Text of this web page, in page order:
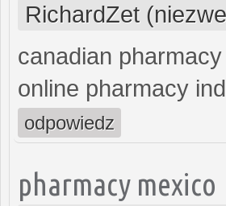
RichardZet
canadian
online pharmacy
odpowiedz
pharmacy mexico